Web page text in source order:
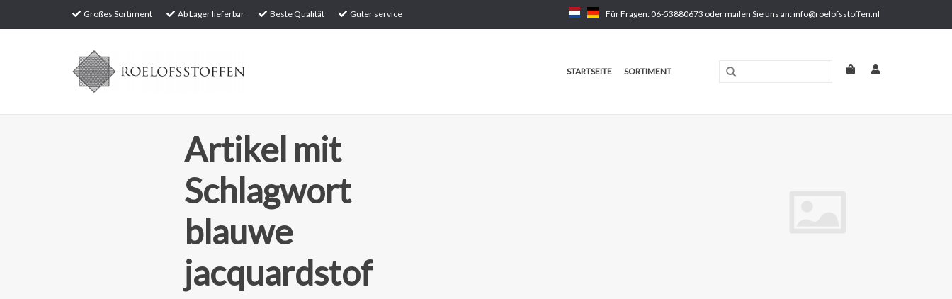
Großes Sortiment Ab Lager lieferbar Beste Qualität Guter service Für Fragen: 06-53880673 oder mailen Sie uns an:info@roelofsstoffen.nl
STARTSEITE SORTIMENT
Artikel mit
Schlagwort
blauwe
jacquardstof